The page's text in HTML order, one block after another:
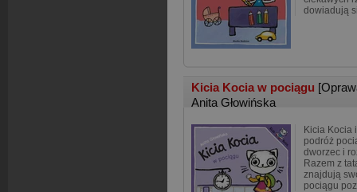
dowiadują
Kicia Kocia w pociągu
Anita Głowińska
Kicia Kocia
podróż
dworzec i
Razem z
znajdują
pociągu